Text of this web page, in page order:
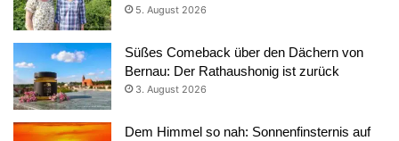
5. August 2026
Süßes Comeback über den Dächern von
Bernau: Der Rathaushonig ist zurück
3. August 2026
Dem Himmel so nah: Sonnenfinsternis auf